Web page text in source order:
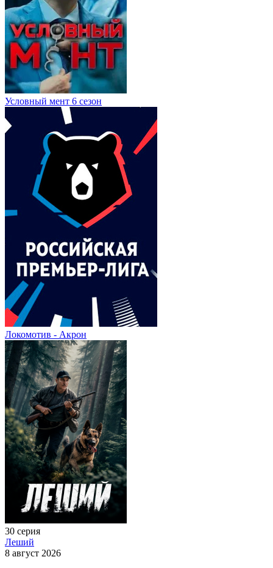
Условный мент 6 сезон
Локомотив - Акрон
30 серия
Леший
8 август 2026